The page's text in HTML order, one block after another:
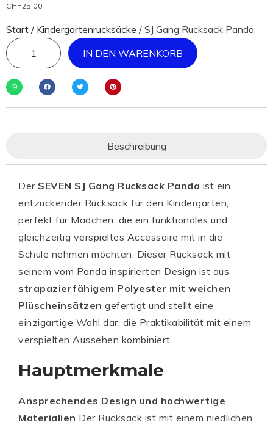
CHF25.00
Start / Kindergartenrucksäcke / SJ Gang Rucksack Panda
IN DEN WARENKORB
Beschreibung
Der SEVEN SJ Gang Rucksack Panda ist ein
entzückender Rucksack für den Kindergarten,
perfekt für Mädchen, die ein funktionales und
gleichzeitig verspieltes Accessoire mit in die
Schule nehmen möchten. Dieser Rucksack mit
seinem vom Panda inspirierten Design ist aus
strapazierfähigem Polyester mit weichen
Plüscheinsätzen gefertigt und stellt eine
einzigartige Wahl dar, die Praktikabilität mit einem
verspielten Aussehen kombiniert.
Hauptmerkmale
Ansprechendes Design und hochwertige
Materialien Der Rucksack ist mit einem niedlichen